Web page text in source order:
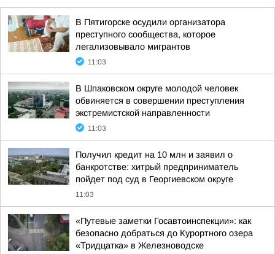
В Пятигорске осудили организатора
преступного сообщества, которое
легализовывало мигрантов
11:03
В Шпаковском округе молодой человек
обвиняется в совершении преступления
экстремистской направленности
11:03
Получил кредит на 10 млн и заявил о
банкротстве: хитрый предприниматель
пойдет под суд в Георгиевском округе
11:03
«Путевые заметки Госавтоинспекции»: как
безопасно добраться до Курортного озера
«Тридцатка» в Железноводске